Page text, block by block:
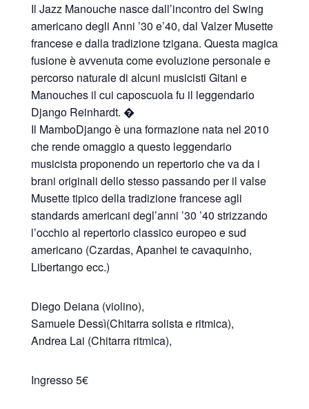
Il Jazz Manouche nasce dall’incontro del Swing
americano degli Anni ’30 e’40, dal Valzer Musette
francese e dalla tradizione tzigana. Questa magica
fusione è avvenuta come evoluzione personale e
percorso naturale di alcuni musicisti Gitani e
Manouches il cui caposcuola fu il leggendario
Django Reinhardt. �
Il MamboDjango è una formazione nata nel 2010
che rende omaggio a questo leggendario
musicista proponendo un repertorio che va da i
brani originali dello stesso passando per il valse
Musette tipico della tradizione francese agli
standards americani degl’anni ’30 ’40 strizzando
l’occhio al repertorio classico europeo e sud
americano (Czardas, Apanhei te cavaquinho,
Libertango ecc.)
Diego Deiana (violino),
Samuele Dessì(Chitarra solista e ritmica),
Andrea Lai (Chitarra ritmica),
Ingresso 5€